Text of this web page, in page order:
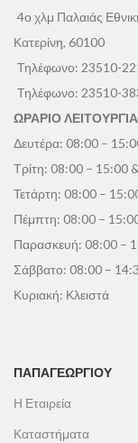
4ο χλμ Παλαιάς
Κατερίνη, 60100
Τηλέφωνο: 23510-
Τηλέφωνο: 23510-
ΩΡΑΡΙΟ
Δευτέρα: 08:00 –
Τρίτη: 08:00 – 15:00
Τετάρτη: 08:00 –
Πέμπτη: 08:00 –
Παρασκευή: 08:00 –
Σάββατο: 08:00 –
Κυριακή: Κλειστά
ΠΑΠΑΓΕΩΡΓΊΟΥ
Η Εταιρεία
Καταστήματα